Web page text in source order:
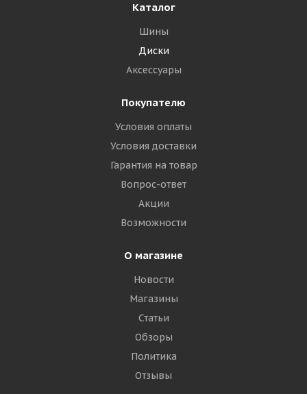
Каталог
Шины
Диски
Аксессуары
Покупателю
Условия оплаты
Условия доставки
Гарантия на товар
Вопрос-ответ
Акции
Возможности
О магазине
Новости
Магазины
Статьи
Обзоры
Политика
Отзывы